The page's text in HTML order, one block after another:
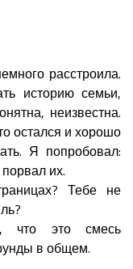
расстроила.
историю семьи,
неизвестна.
остался и хорошо
Я попробовал:
их.
Тебе не
что это смесь
в общем.